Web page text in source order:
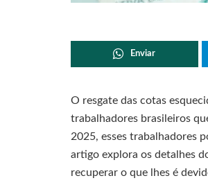
Enviar
O resgate das cotas
trabalhadores brasileiros
2025, esses trabalhadores
artigo explora os detalhes
recuperar o que lhes é